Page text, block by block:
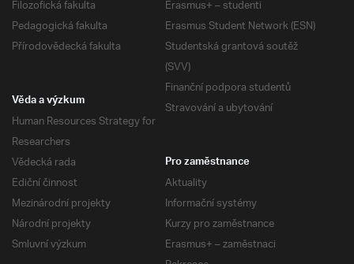
Filozofická fakulta
Pedagogická fakulta
Přírodovědecká fakulta
Erasmus+ – studenti
Erasmus Student Network (ESN)
Studentská grantová soutěž
(SVV)
Finanční podpora studentů
Stravování a ubytování
Věda a výzkum
Human Resources Strategy for
Researchers
Vědecká rada
Ediční činnost
Mezinárodní projekty
Národní projekty
Smluvní výzkum
Pro zaměstnance
Aktuality
Informační systémy
Kurzy pro zaměstnance
Erasmus+ – zaměstnaci